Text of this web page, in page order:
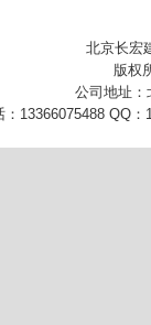
北京长宏
版权
公司地址：
13366075488 QQ：